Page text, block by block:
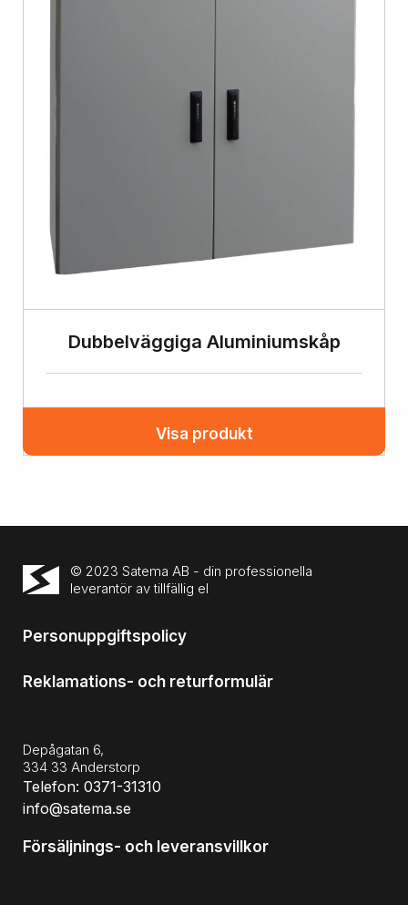
Dubbelväggiga Aluminiumskåp
Visa produkt
© 2023 Satema AB - din professionella
leverantör av tillfällig el
Personuppgiftspolicy
Reklamations- och returformulär
Depågatan 6,
334 33 Anderstorp
Telefon: 0371-31310
info@satema.se
Försäljnings- och leveransvillkor